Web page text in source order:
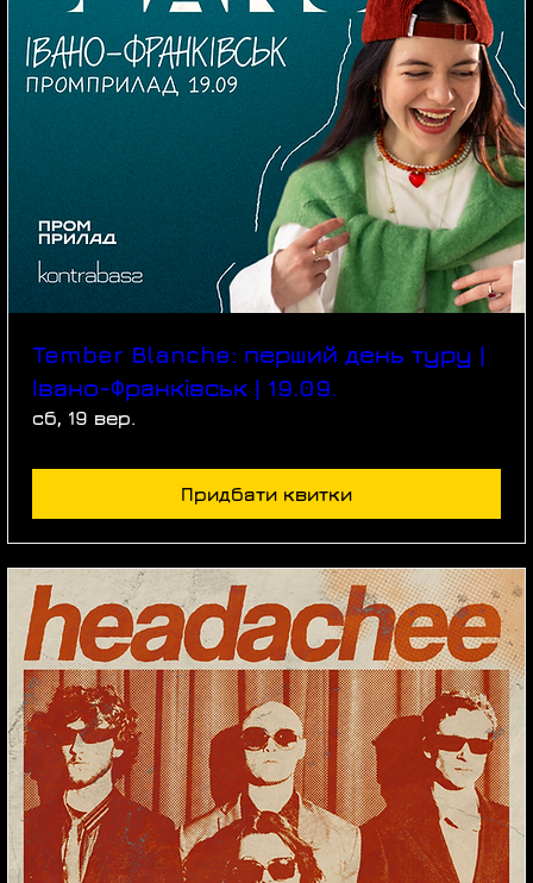
Tember Blanche: перший день туру |
Івано-Франківськ | 19.09.
сб, 19 вер.
Придбати квитки